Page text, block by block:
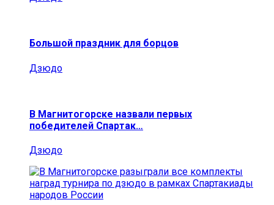
Большой праздник для борцов
Дзюдо
В Магнитогорске назвали первых
победителей Спартак…
Дзюдо